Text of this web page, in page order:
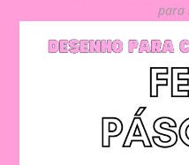
para